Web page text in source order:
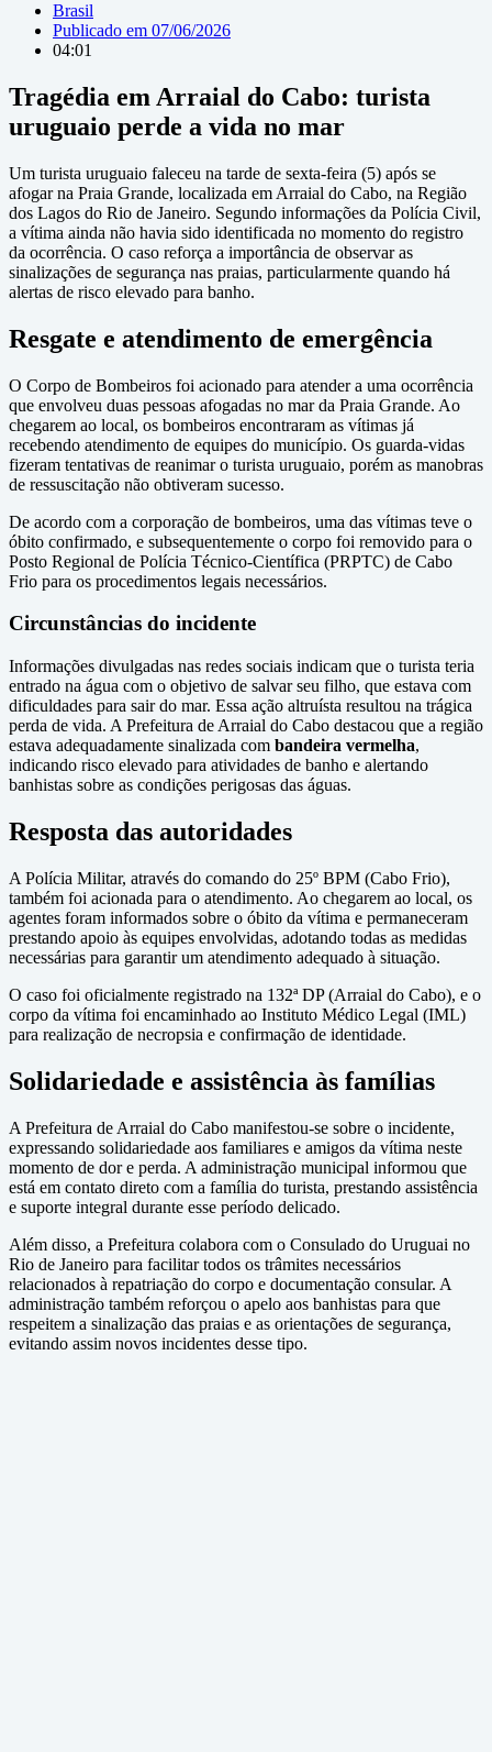
Brasil
Publicado em 07/06/2026
04:01
Tragédia em Arraial do Cabo: turista
uruguaio perde a vida no mar
Um turista uruguaio faleceu na tarde de sexta-feira (5) após se
afogar na Praia Grande, localizada em Arraial do Cabo, na Região
dos Lagos do Rio de Janeiro. Segundo informações da Polícia Civil,
a vítima ainda não havia sido identificada no momento do registro
da ocorrência. O caso reforça a importância de observar as
sinalizações de segurança nas praias, particularmente quando há
alertas de risco elevado para banho.
Resgate e atendimento de emergência
O Corpo de Bombeiros foi acionado para atender a uma ocorrência
que envolveu duas pessoas afogadas no mar da Praia Grande. Ao
chegarem ao local, os bombeiros encontraram as vítimas já
recebendo atendimento de equipes do município. Os guarda-vidas
fizeram tentativas de reanimar o turista uruguaio, porém as manobras
de ressuscitação não obtiveram sucesso.
De acordo com a corporação de bombeiros, uma das vítimas teve o
óbito confirmado, e subsequentemente o corpo foi removido para o
Posto Regional de Polícia Técnico-Científica (PRPTC) de Cabo
Frio para os procedimentos legais necessários.
Circunstâncias do incidente
Informações divulgadas nas redes sociais indicam que o turista teria
entrado na água com o objetivo de salvar seu filho, que estava com
dificuldades para sair do mar. Essa ação altruísta resultou na trágica
perda de vida. A Prefeitura de Arraial do Cabo destacou que a região
estava adequadamente sinalizada com bandeira vermelha,
indicando risco elevado para atividades de banho e alertando
banhistas sobre as condições perigosas das águas.
Resposta das autoridades
A Polícia Militar, através do comando do 25º BPM (Cabo Frio),
também foi acionada para o atendimento. Ao chegarem ao local, os
agentes foram informados sobre o óbito da vítima e permaneceram
prestando apoio às equipes envolvidas, adotando todas as medidas
necessárias para garantir um atendimento adequado à situação.
O caso foi oficialmente registrado na 132ª DP (Arraial do Cabo), e o
corpo da vítima foi encaminhado ao Instituto Médico Legal (IML)
para realização de necropsia e confirmação de identidade.
Solidariedade e assistência às famílias
A Prefeitura de Arraial do Cabo manifestou-se sobre o incidente,
expressando solidariedade aos familiares e amigos da vítima neste
momento de dor e perda. A administração municipal informou que
está em contato direto com a família do turista, prestando assistência
e suporte integral durante esse período delicado.
Além disso, a Prefeitura colabora com o Consulado do Uruguai no
Rio de Janeiro para facilitar todos os trâmites necessários
relacionados à repatriação do corpo e documentação consular. A
administração também reforçou o apelo aos banhistas para que
respeitem a sinalização das praias e as orientações de segurança,
evitando assim novos incidentes desse tipo.